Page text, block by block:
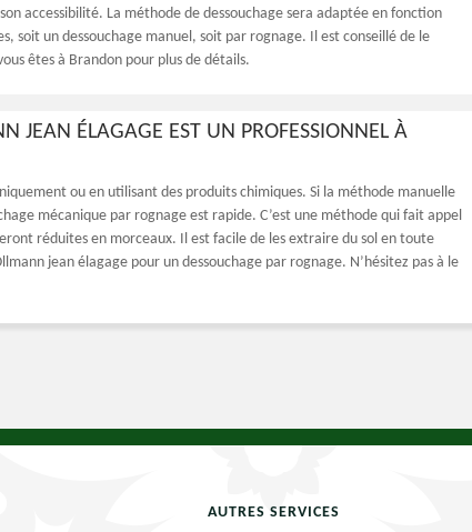
accessibilité. La méthode de dessouchage sera adaptée en fonction
soit un dessouchage manuel, soit par rognage. Il est conseillé de le
êtes à Brandon pour plus de détails.
JEAN ÉLAGAGE EST UN PROFESSIONNEL À
ou en utilisant des produits chimiques. Si la méthode manuelle
mécanique par rognage est rapide. C’est une méthode qui fait appel
réduites en morceaux. Il est facile de les extraire du sol en toute
jean élagage pour un dessouchage par rognage. N’hésitez pas à le
AUTRES SERVICES